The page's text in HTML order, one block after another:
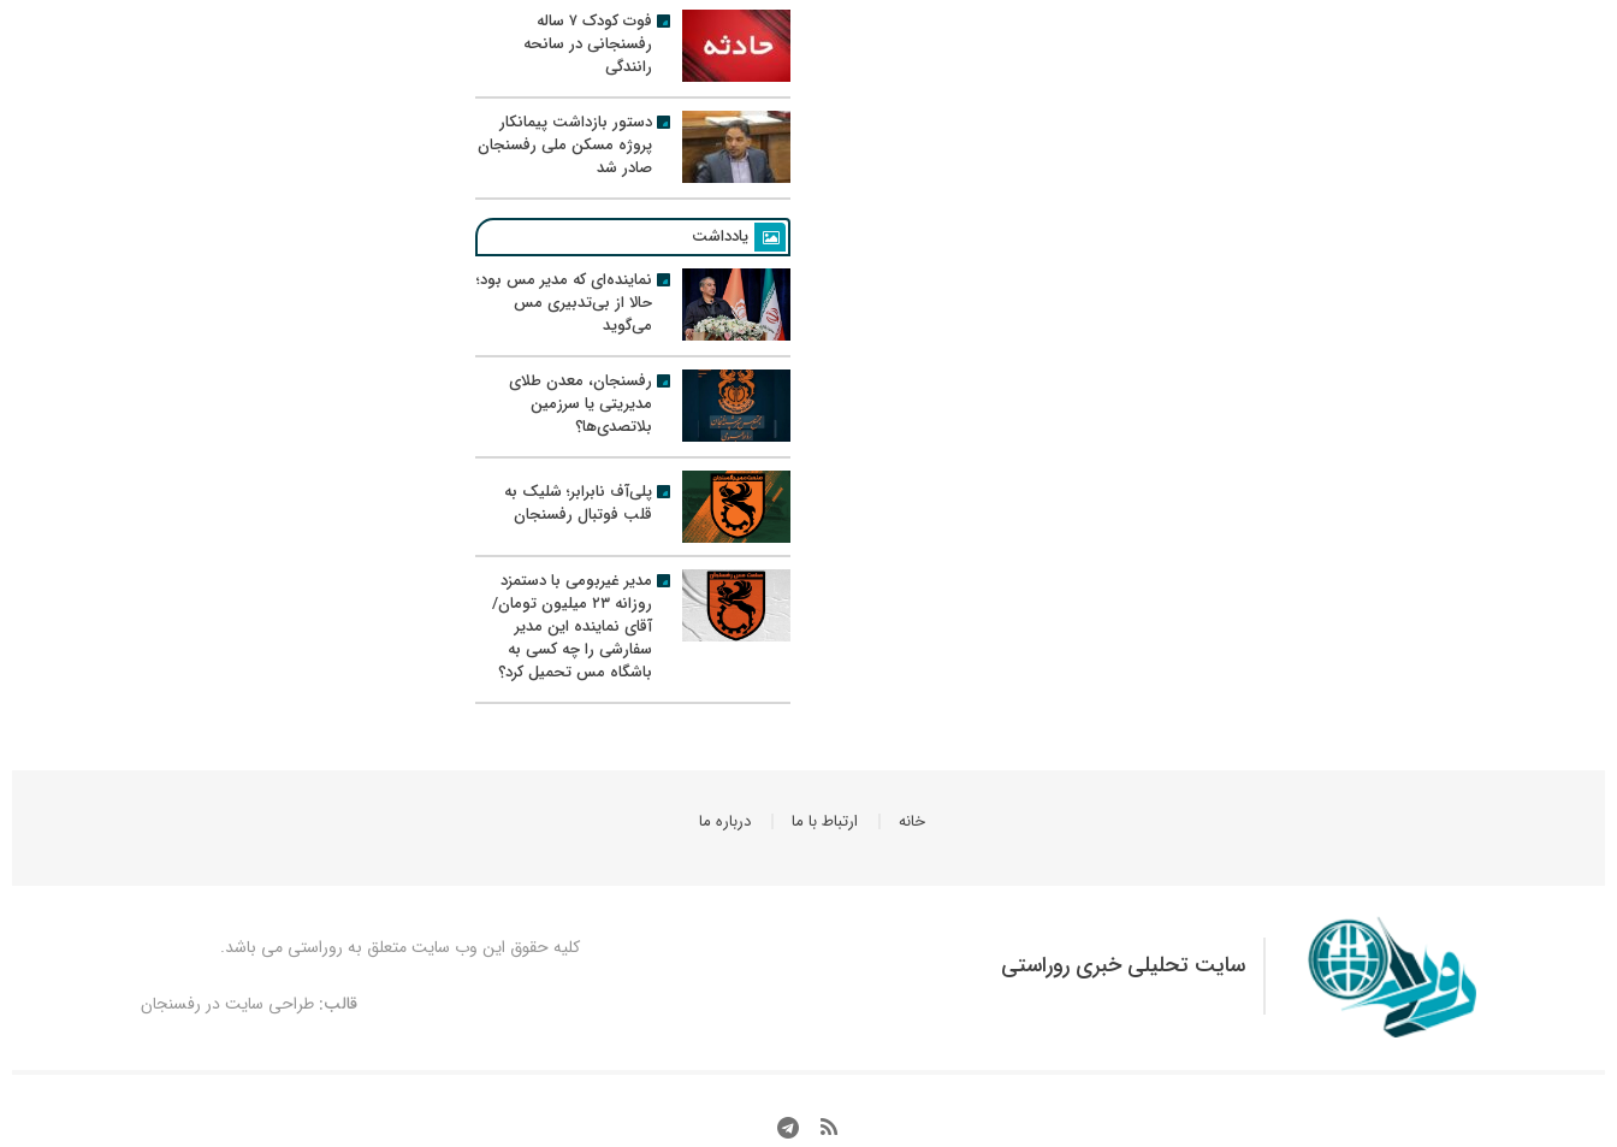
فوت کودک ۷ ساله
رفسنجانی در سانحه
رانندگی
دستور بازداشت پیمانکار
پروژه مسکن ملی رفسنجان
صادر شد
یادداشت
نماینده‌ای که مدیر مس بود؛
حالا از بی‌تدبیری مس
می‌گوید
رفسنجان، معدن طلای
مدیریتی یا سرزمین
بلاتصدی‌ها؟
پلی‌آف نابرابر؛ شلیک به
قلب فوتبال رفسنجان
مدیر غیربومی با دستمزد
روزانه ۲۳ میلیون تومان/
آقای نماینده این مدیر
سفارشی را چه کسی به
باشگاه مس تحمیل کرد؟
خانه ارتباط با ما درباره ما
سایت تحلیلی خبری روراستی
کلیه حقوق این وب سایت متعلق به روراستی می باشد.
قالب: طراحی سایت در رفسنجان